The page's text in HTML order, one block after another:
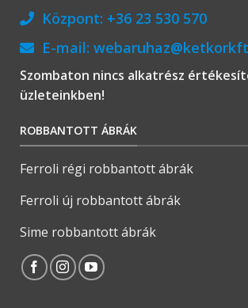
Központ: +36 23 530 570
E-mail:
Szombaton nincs alkatrész
üzleteinkben!
ROBBANTOTT ÁBRÁK
Ferroli régi robbantott ábrák
Ferroli új robbantott ábrák
Sime robbantott ábrák